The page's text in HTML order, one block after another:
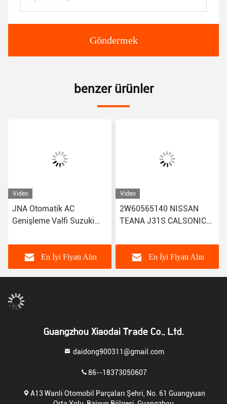
Göndermek
benzer ürünler
Video
JNA Otomatik AC
Genişleme Valfi Suzuki
için
En İyi Fiyatı Alın
Video
2W60565140 NISSAN
TEANA J31S CALSONIC
Otomatik Klima Genişleme
Valfı
En İyi Fiyatı Alın
Guangzhou Xiaodai Trade Co., Ltd.
daidong900311@gmail.com
86--18373050607
A13 Wanli Otomobil Parçaları Şehri, No. 61 Guangyuan